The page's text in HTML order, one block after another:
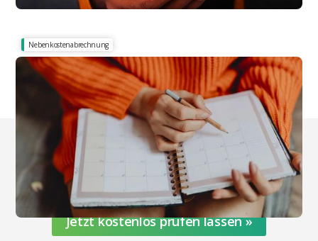
Nebenkostenabrechnung
Zeitraum der Abrechnung, Nutzung oder Änderung?
Abrechnungszeitraum & Nutzungszeitraum:
Hilfe für Mieter
Nebenkosten prüfen lassen -
mit Rechtsschutz inbegriffen
Jetzt kostenlos prüfen lassen »